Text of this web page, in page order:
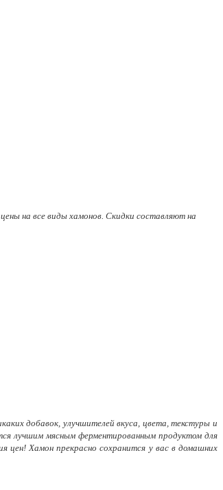
на все виды хамонов. Скидки составляют на
добавок, улучшителей вкуса, цвета, текстуры и
лучшим мясным ферментированным продуктом для
цен! Хамон прекрасно сохранится у вас в домашних